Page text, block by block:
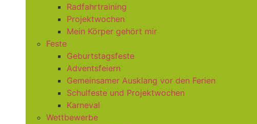
Radfahrtraining
Projektwochen
Mein Körper gehört mir
Feste
Geburtstagsfeste
Adventsfeiern
Gemeinsamer Ausklang vor den Ferien
Schulfeste und Projektwochen
Karneval
Wettbewerbe